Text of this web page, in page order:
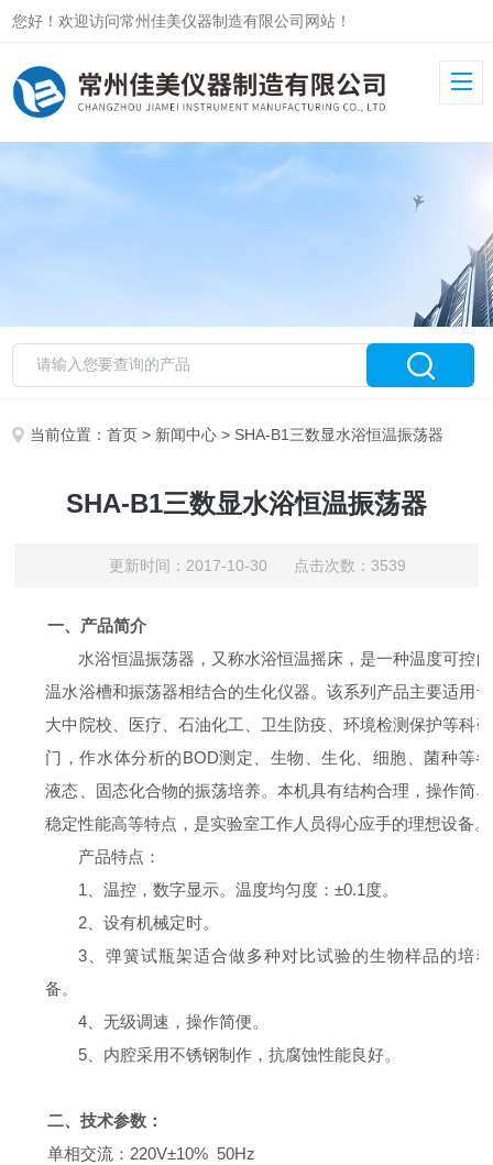
您好！欢迎访问常州佳美仪器制造有限公司网站！
当前位置：首页 > 新闻中心 > SHA-B1三数显水浴恒温振荡器
SHA-B1三数显水浴恒温振荡器
更新时间：2017-10-30 点击次数：3539
一、 产品简介
水浴恒温振荡器，又称水浴恒温摇床， 是一种温度可控
温水浴槽和振荡器相结合的生化仪器。该系列产品主要适用
大中院校、医疗、石油化工、卫生防疫、环境检测保护等科
门，作水体分析的BOD测定、生物、生化、细胞、菌种等
液态、固态化合物的振荡培养。本机具有结构合理，操作简
稳定性能高等特点，是实验室工作人员得心应手的理想设备。
产品特点：
1
、温控，数字显示。温度均匀度：±0.1 度。
2 、设有机械定时。
3 、弹簧试瓶架适合做多种对比试验的生物样品的培
备。
4 、无级调速，操作简便。
5 、内腔采用不锈钢制作，抗腐蚀性能良好。
二、技术参数：
单相交流： 220V±10% 50Hz